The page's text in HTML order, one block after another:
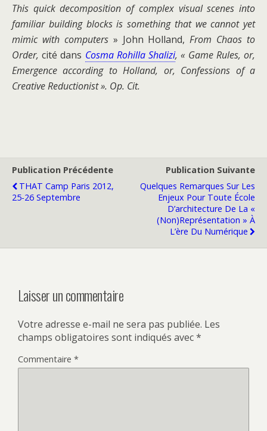
This quick decomposition of complex visual scenes into
familiar building blocks is something that we cannot yet
mimic with computers» John Holland,From Chaos to
Order,cité dans Cosma Rohilla Shalizi, « Game Rules, or,
Emergence according to Holland, or, Confessions of a
Creative Reductionist ». Op. Cit.
Publication Précédente
THAT Camp Paris 2012,
25-26 Septembre
Publication Suivante
Quelques Remarques Sur Les
Enjeux Pour Toute École
D’architecture De La «
(non)représentation » À
L’ère Du Numérique
Laisser un commentaire
Votre adresse e-mail ne sera pas publiée. Les
champs obligatoires sont indiqués avec*
Commentaire *